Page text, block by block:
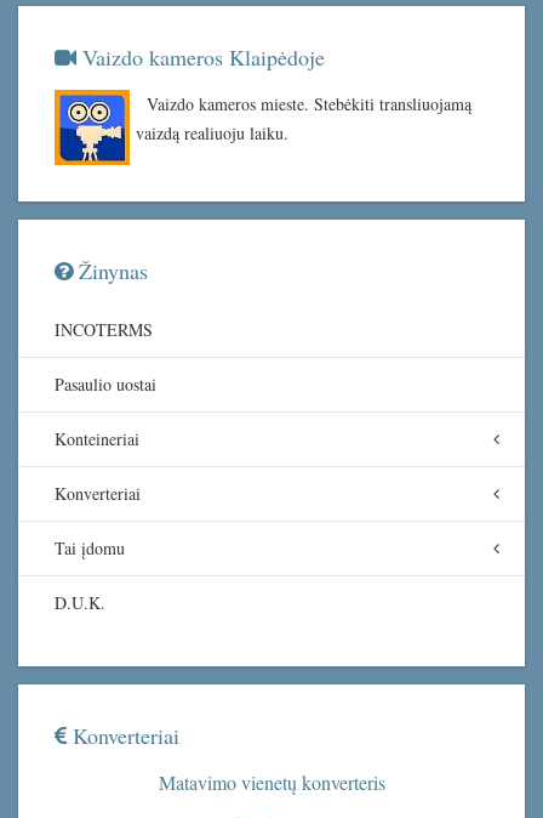
Vaizdo kameros Klaipėdoje
Vaizdo kameros mieste. Stebėkiti transliuojamą
vaizdą realiuoju laiku.
Žinynas
INCOTERMS
Pasaulio uostai
Konteineriai
Konverteriai
Tai įdomu
D.U.K.
Konverteriai
Matavimo vienetų konverteris